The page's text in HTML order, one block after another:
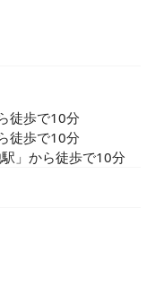
徒歩で10分
徒歩で10分
」から徒歩で10分